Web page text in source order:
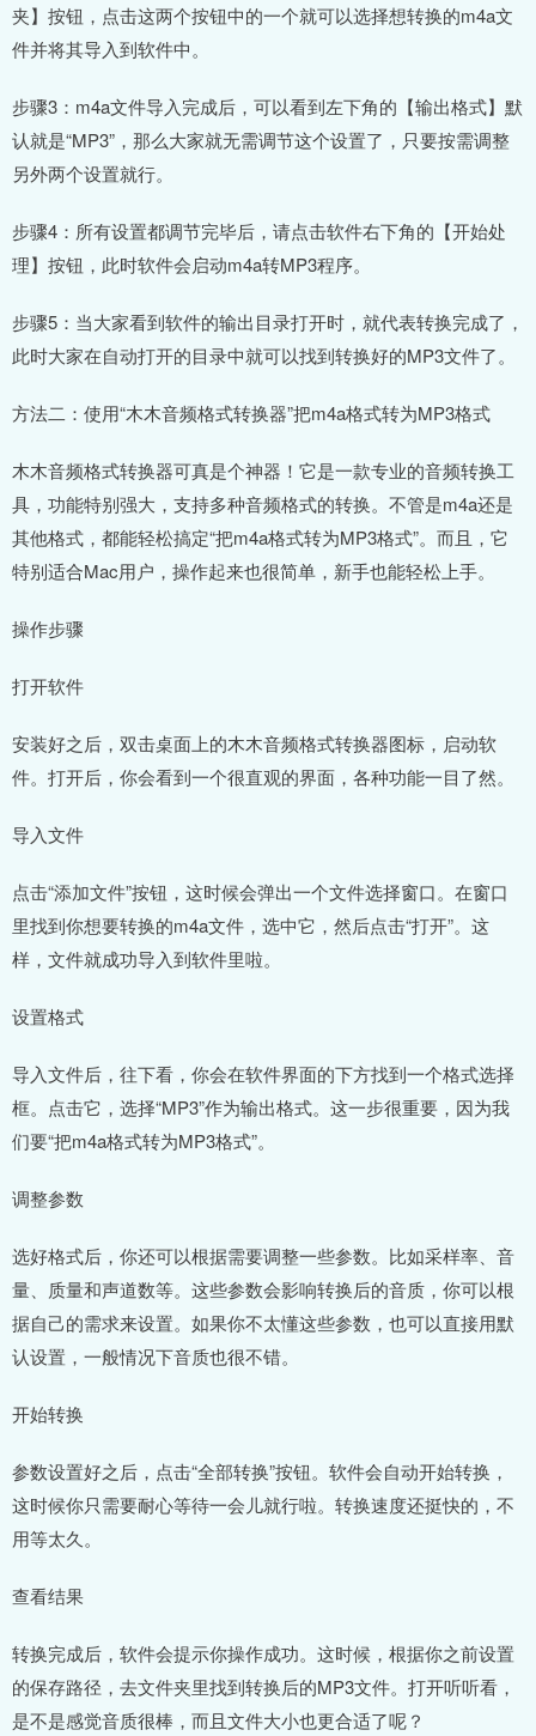
夹】按钮，点击这两个按钮中的一个就可以选择想转换的m4a文
件并将其导入到软件中。
步骤3：m4a文件导入完成后，可以看到左下角的【输出格式】默
认就是“MP3”，那么大家就无需调节这个设置了，只要按需调整
另外两个设置就行。
步骤4：所有设置都调节完毕后，请点击软件右下角的【开始处
理】按钮，此时软件会启动m4a转MP3程序。
步骤5：当大家看到软件的输出目录打开时，就代表转换完成了，
此时大家在自动打开的目录中就可以找到转换好的MP3文件了。
方法二：使用“木木音频格式转换器”把m4a格式转为MP3格式
木木音频格式转换器可真是个神器！它是一款专业的音频转换工
具，功能特别强大，支持多种音频格式的转换。不管是m4a还是
其他格式，都能轻松搞定“把m4a格式转为MP3格式”。而且，它
特别适合Mac用户，操作起来也很简单，新手也能轻松上手。
操作步骤
打开软件
安装好之后，双击桌面上的木木音频格式转换器图标，启动软
件。打开后，你会看到一个很直观的界面，各种功能一目了然。
导入文件
点击“添加文件”按钮，这时候会弹出一个文件选择窗口。在窗口
里找到你想要转换的m4a文件，选中它，然后点击“打开”。这
样，文件就成功导入到软件里啦。
设置格式
导入文件后，往下看，你会在软件界面的下方找到一个格式选择
框。点击它，选择“MP3”作为输出格式。这一步很重要，因为我
们要“把m4a格式转为MP3格式”。
调整参数
选好格式后，你还可以根据需要调整一些参数。比如采样率、音
量、质量和声道数等。这些参数会影响转换后的音质，你可以根
据自己的需求来设置。如果你不太懂这些参数，也可以直接用默
认设置，一般情况下音质也很不错。
开始转换
参数设置好之后，点击“全部转换”按钮。软件会自动开始转换，
这时候你只需要耐心等待一会儿就行啦。转换速度还挺快的，不
用等太久。
查看结果
转换完成后，软件会提示你操作成功。这时候，根据你之前设置
的保存路径，去文件夹里找到转换后的MP3文件。打开听听看，
是不是感觉音质很棒，而且文件大小也更合适了呢？